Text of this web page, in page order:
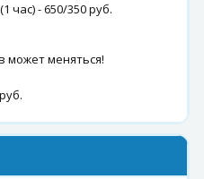
час) - 650/350 руб.
может меняться!